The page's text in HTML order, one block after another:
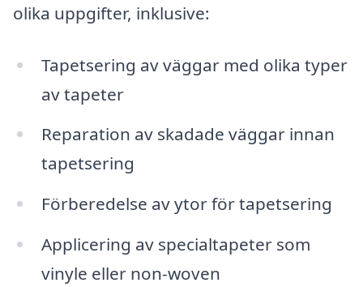
olika uppgifter, inklusive:
Tapetsering av väggar med olika typer
av tapeter
Reparation av skadade väggar innan
tapetsering
Förberedelse av ytor för tapetsering
Applicering av specialtapeter som
vinyle eller non-woven